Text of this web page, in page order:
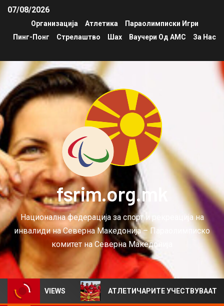
07/08/2026
Организација Атлетика
Параолимписки Игри
Пинг-Понг
Стрелаштво Шах Ваучери Од АМС За Нас
fsrim.org.mk
Национална федерација за спорт и рекреација на
инвалиди на Северна Македонија – Параолимписко
комитет на Северна Македонија
за VIEWS АТЛЕТИЧАРИТЕ УЧЕСТВУВААТ НА